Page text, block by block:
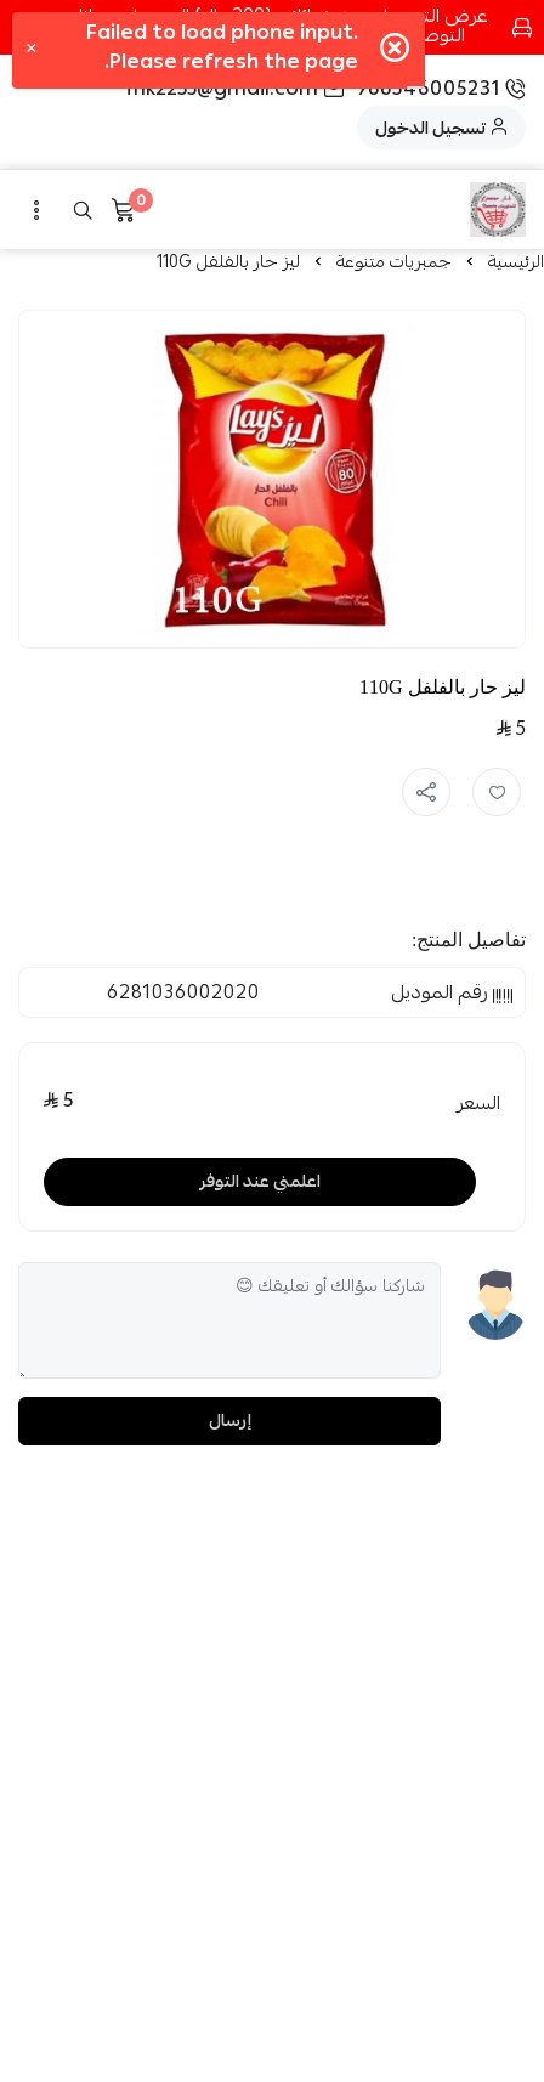
عرض التوصيل عند شرائك بـ{200ريال} التوصيل مجانا
التوصيل في مكه فقط كل اسبوع اصناف جديدة
966546005231
fhk2255@gmail.com
تسجيل الدخول
0
الرئيسية جمبريات متنوعة ليز حار بالفلفل 110G
ليز حار بالفلفل 110G
5
تفاصيل المنتج:
رقم الموديل 6281036002020
السعر 5
اعلمني عند التوفر
إرسال